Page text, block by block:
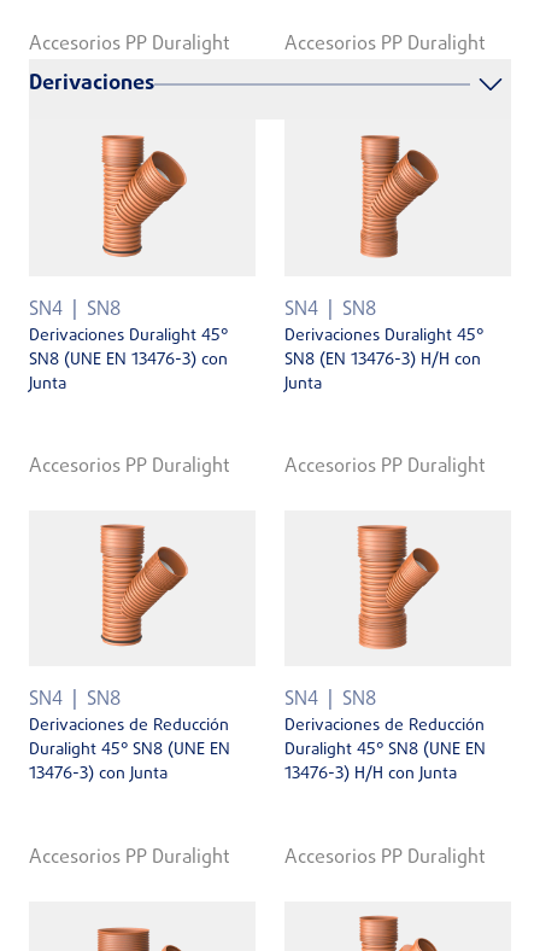
Accesorios PP Duralight Accesorios PP Duralight
Derivaciones
SN4 SN8
Derivaciones Duralight 45°
SN8 (UNE EN 13476-3) con
Junta
Accesorios PP Duralight
SN4 SN8
Derivaciones Duralight 45°
SN8 (EN 13476-3) H/H con
Junta
Accesorios PP Duralight
SN4 SN8
Derivaciones de Reducción
Duralight 45° SN8 (UNE EN
13476-3) con Junta
Accesorios PP Duralight
SN4 SN8
Derivaciones de Reducción
Duralight 45° SN8 (UNE EN
13476-3) H/H con Junta
Accesorios PP Duralight